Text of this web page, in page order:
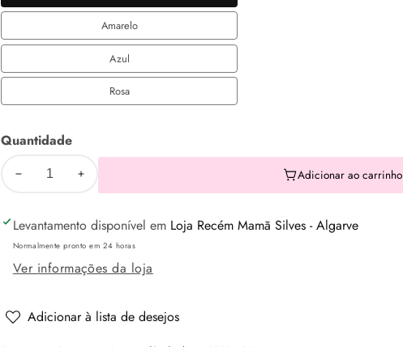
Amarelo
Azul
Azul
Rosa
Quantidade
Diminuir
quantidade
de
Cadeira
BAMBINO
quantidade
de
Cadeira
BAMBINO
Adicionar ao carrinho
Levantamento disponível em Loja Recém Mamã Silves - Algarve
Normalmente pronto em 24 horas
Ver informações da loja
Adicionar à lista de desejos